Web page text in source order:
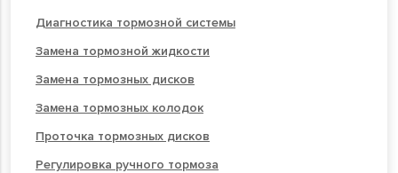
Диагностика тормозной системы
Замена тормозной жидкости
Замена тормозных дисков
Замена тормозных колодок
Проточка тормозных дисков
Регулировка ручного тормоза